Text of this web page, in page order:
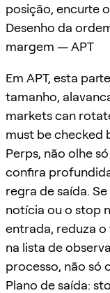
posição, encurte
Desenho da
margem — APT
Em APT, esta
tamanho,
markets can
must be checked
Perps, não olhe
confira
regra de saída.
notícia ou o stop
entrada, reduza
na lista de
processo, não só
Plano de saída: